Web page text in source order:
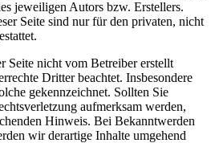
jeweiligen Autors bzw. Erstellers.
Seite sind nur für den privaten, nicht
Seite nicht vom Betreiber erstellt
Dritter beachtet. Insbesondere
gekennzeichnet. Sollten Sie
aufmerksam werden,
Hinweis. Bei Bekanntwerden
wir derartige Inhalte umgehend